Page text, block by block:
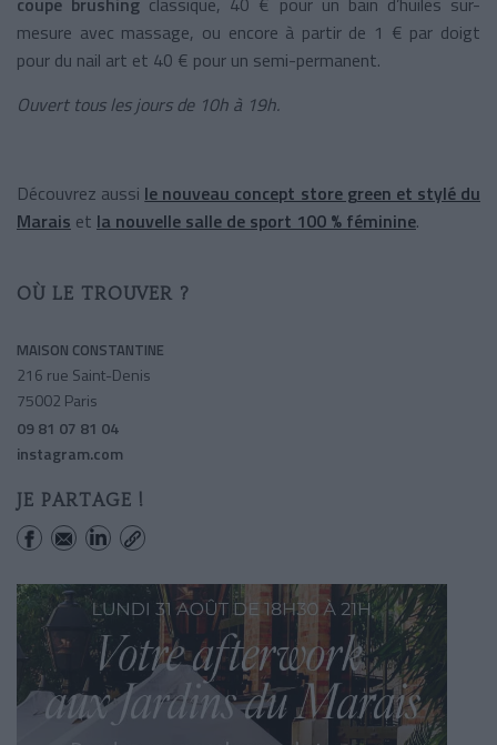
mesure avec massage, ou encore à partir de 1 € par doigt
pour du nail art et 40 € pour un semi-permanent.
Ouvert tous les jours de 10h à 19h.
Découvrez aussi le nouveau concept store green et stylé du
Marais et la nouvelle salle de sport 100 % féminine.
OÙ LE TROUVER ?
MAISON CONSTANTINE
216 rue Saint-Denis
75002 Paris
09 81 07 81 04
instagram.com
JE PARTAGE !